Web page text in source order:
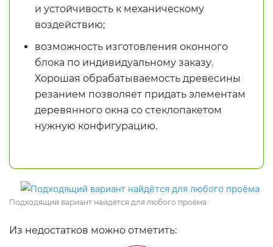
и устойчивость к механическому
воздействию;
возможность изготовления оконного
блока по индивидуальному заказу.
Хорошая обрабатываемость древесины
резанием позволяет придать элементам
деревянного окна со стеклопакетом
нужную конфигурацию.
Подходящий вариант найдётся для любого проёма
Из недостатков можно отметить: